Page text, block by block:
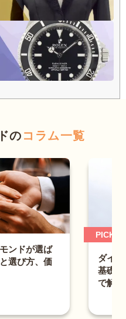
の コラム一覧
ンドが選ば
選び方、価
PICKUP
ダイ
基礎
で解説